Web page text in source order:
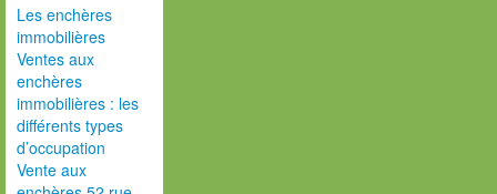
Les enchères
immobilières
Ventes aux
enchères
immobilières : les
différents types
d’occupation
Vente aux